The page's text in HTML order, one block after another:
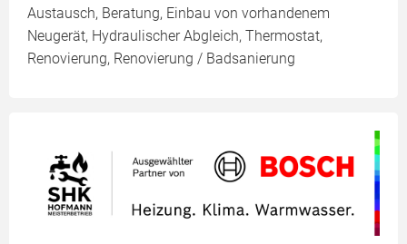
Austausch, Beratung, Einbau von vorhandenem
Neugerät, Hydraulischer Abgleich, Thermostat,
Renovierung, Renovierung / Badsanierung